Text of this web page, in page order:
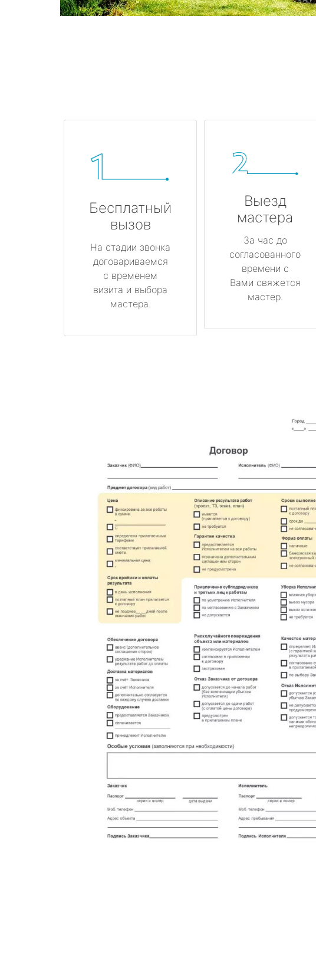
Бесплатный
вызов
На стадии звонка
договариваемся
с временем
визита и выбора
мастера.
Выезд
мастера
За час до
согласованного
времени с
Вами свяжется
мастер.